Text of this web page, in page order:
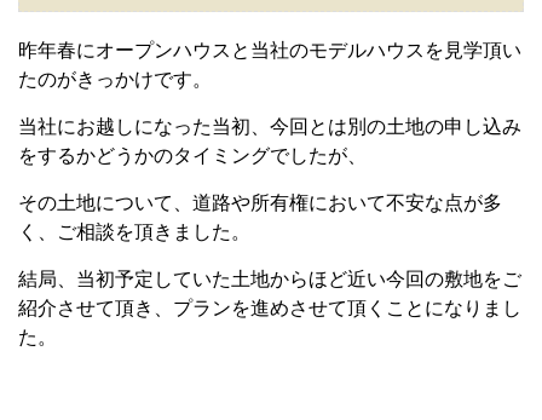
昨年春にオープンハウスと当社のモデルハウスを見学頂い
たのがきっかけです。
当社にお越しになった当初、今回とは別の土地の申し込み
をするかどうかのタイミングでしたが、
その土地について、道路や所有権において不安な点が多
く、ご相談を頂きました。
結局、当初予定していた土地からほど近い今回の敷地をご
紹介させて頂き、プランを進めさせて頂くことになりまし
た。